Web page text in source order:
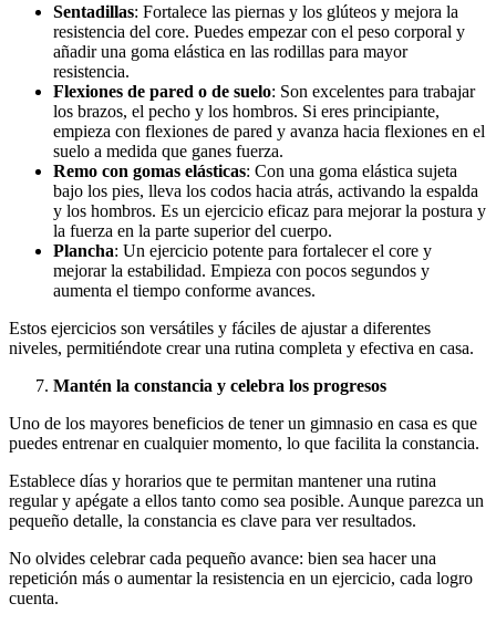
Sentadillas: Fortalece las piernas y los glúteos y mejora la
resistencia del core. Puedes empezar con el peso corporal y
añadir una goma elástica en las rodillas para mayor
resistencia.
Flexiones de pared o de suelo: Son excelentes para trabajar
los brazos, el pecho y los hombros. Si eres principiante,
empieza con flexiones de pared y avanza hacia flexiones en el
suelo a medida que ganes fuerza.
Remo con gomas elásticas: Con una goma elástica sujeta
bajo los pies, lleva los codos hacia atrás, activando la espalda
y los hombros. Es un ejercicio eficaz para mejorar la postura y
la fuerza en la parte superior del cuerpo.
Plancha: Un ejercicio potente para fortalecer el core y
mejorar la estabilidad. Empieza con pocos segundos y
aumenta el tiempo conforme avances.
Estos ejercicios son versátiles y fáciles de ajustar a diferentes
niveles, permitiéndote crear una rutina completa y efectiva en casa.
Mantén la constancia y celebra los progresos
Uno de los mayores beneficios de tener un gimnasio en casa es que
puedes entrenar en cualquier momento, lo que facilita la constancia.
Establece días y horarios que te permitan mantener una rutina
regular y apégate a ellos tanto como sea posible. Aunque parezca un
pequeño detalle, la constancia es clave para ver resultados.
No olvides celebrar cada pequeño avance: bien sea hacer una
repetición más o aumentar la resistencia en un ejercicio, cada logro
cuenta.